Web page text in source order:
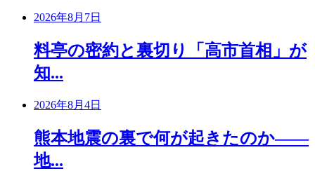
2026年8月7日
料亭の密約と裏切り「高市首相」が
知...
2026年8月4日
熊本地震の裏で何が起きたのか――
地...